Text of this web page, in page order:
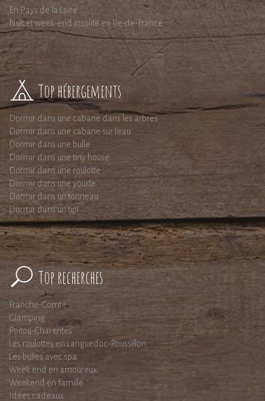
En Pays de la Loire
Nuit et week-end insolite en Ile-de-France
Top hébergements
Dormir dans une cabane dans les arbres
Dormir dans une cabane sur l'eau
Dormir dans une bulle
Dormir dans une tiny house
Dormir dans une roulotte
Dormir dans une yourte
Dormir dans un tonneau
Dormir dans un tipi
Top recherches
Franche-Comté
Glamping
Poitou-Charentes
Les roulottes en Languedoc-Roussillon
Les bulles avec spa
Week end en amoureux
Weekend en famille
Idées cadeaux